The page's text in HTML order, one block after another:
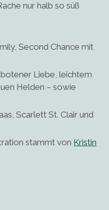
nur halb so süß
Second Chance mit
Liebe, leichtem
Helden – sowie
Scarlett St. Clair und
stammt von Kristin